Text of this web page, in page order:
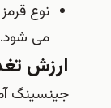
نوع
می شود.
ارزش
جینسینگ